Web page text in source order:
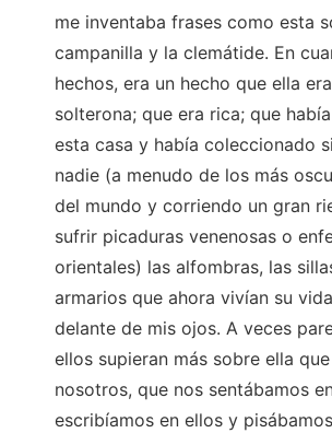
me inventaba frases como esta
campanilla y la clemátide. En
hechos, era un hecho que ella
solterona; que era rica; que
esta casa y había coleccionado
nadie (a menudo de los más
del mundo y corriendo un gran
sufrir picaduras venenosas o
orientales) las alfombras, las
armarios que ahora vivían su
delante de mis ojos. A veces
ellos supieran más sobre ella
nosotros, que nos sentábamos
escribíamos en ellos y